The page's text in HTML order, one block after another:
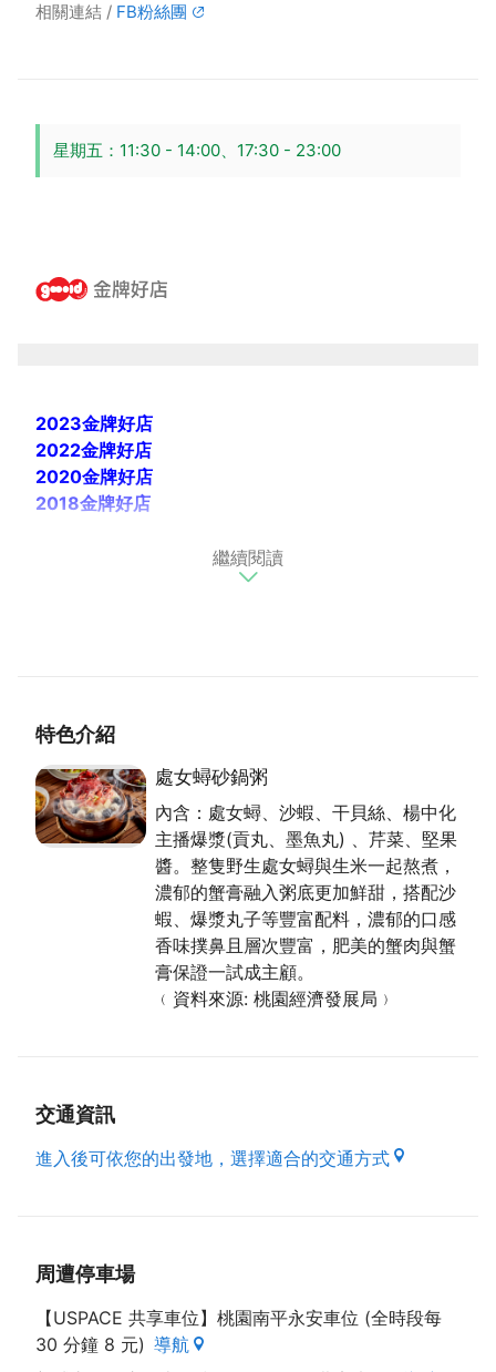
相關連結 FB粉絲團
星期五：11:30 - 14:00、17:30 - 23:00
2023金牌好店
2022金牌好店
2020金牌好店
2018金牌好店
品香殿乘載多年老字號粥品的好口碑、秉持著熱愛分享
的營養和精華。
潮州砂鍋粥因位於沿海地帶，故以盛產豐富海鮮為名，
承自傳統潮洲海鮮砂鍋。
（資料來源 : 本府經濟發展局）
繼續閱讀
特色介紹
處女蟳砂鍋粥
內含：處女蟳、沙蝦、干貝絲、楊中化
主播爆漿(貢丸、墨魚丸) 、芹菜、堅果
醬。整隻野生處女蟳與生米一起熬煮，
濃郁的蟹膏融入粥底更加鮮甜，搭配沙
蝦、爆漿丸子等豐富配料，濃郁的口感
香味撲鼻且層次豐富，肥美的蟹肉與蟹
膏保證一試成主顧。
﹙資料來源: 桃園經濟發展局﹚
交通資訊
進入後可依您的出發地，選擇適合的交通方式
周遭停車場
【USPACE 共享車位】桃園南平永安車位 (全時段每
30 分鐘 8 元) 導航